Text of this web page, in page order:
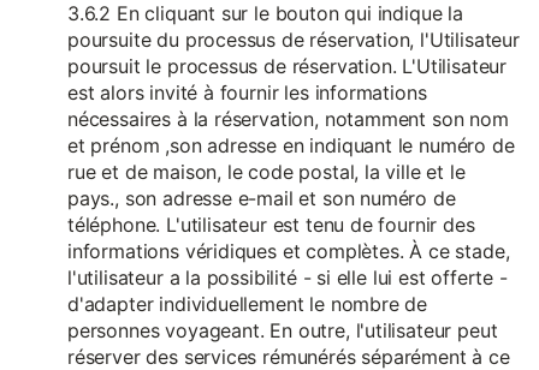
3.6.2 En cliquant sur le bouton qui indique la
poursuite du processus de réservation, l'Utilisateur
poursuit le processus de réservation. L'Utilisateur
est alors invité à fournir les informations
nécessaires à la réservation, notamment son nom
et prénom ,son adresse en indiquant le numéro de
rue et de maison, le code postal, la ville et le
pays., son adresse e-mail et son numéro de
téléphone. L'utilisateur est tenu de fournir des
informations véridiques et complètes. À ce stade,
l'utilisateur a la possibilité - si elle lui est offerte -
d'adapter individuellement le nombre de
personnes voyageant. En outre, l'utilisateur peut
réserver des services rémunérés séparément à ce